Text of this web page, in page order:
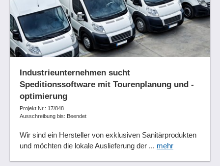
Industrieunternehmen sucht
Speditionssoftware mit Tourenplanung und -
optimierung
Projekt Nr.: 17/848
Ausschreibung bis: Beendet
Wir sind ein Hersteller von exklusiven Sanitärprodukten
und möchten die lokale Auslieferung der ... mehr